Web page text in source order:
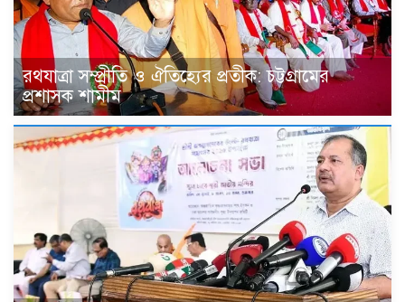
রথযাত্রা সম্প্রীতি ও ঐতিহ্যের প্রতীক: চট্টগ্রামের
প্রশাসক শামীম